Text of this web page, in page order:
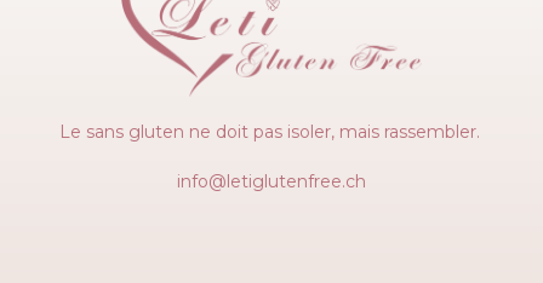
Le sans gluten ne doit pas isoler, mais rassembler.
info@letiglutenfree.ch